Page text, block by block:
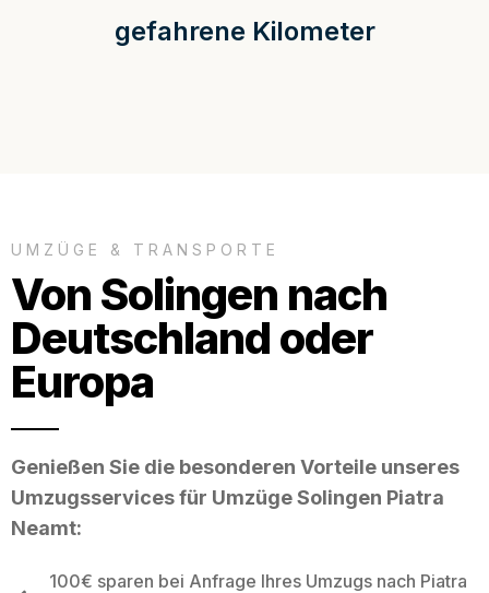
gefahrene Kilometer
UMZÜGE & TRANSPORTE
Von Solingen nach
Deutschland oder
Europa
Genießen Sie die besonderen Vorteile unseres
Umzugsservices für Umzüge Solingen Piatra
Neamt:
100€ sparen bei Anfrage Ihres Umzugs nach Piatra